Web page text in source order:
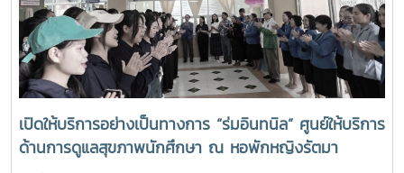
ความเข้าใจและความผูกพันต่อสถาบันโอกาสนี้ รองศาสตราจารย์
ดร.เทพ พงษ์พานิช ได้เน้นย้ำให้นักศึกษาเรียนรู้รากเหง้าความ
เป็นแม่โจ้ มีความภาคภูมิใจในสถาบัน มีพลังใจในการศึกษา ยึด
มั่นและดำเนินตามรอยคุณงามความดีของปูชนียบุคคล ประพฤติ
ตนเป็นคนดี มีความรับผิดชอบ ยึดถืออัตลักษณ์ของนักศึกษา
พยาบาลศาสตร์ มหาวิทยาลัยแม่โจ้ ที่ว่า “งามสง่า จิตอาสา
อดทน สู้งาน” เพื่อเติบโตเป็นบัณฑิตพยาบาลที่มีคุณภาพ เป็น
กำลังสำคัญของสังคมในอนาคตพร้อมกันนี้ นายนพกิจ แผ่พร
เปิดให้บริการอย่างเป็นทางการ “ร่มอินทนิล” ศูนย์ให้บริการ
ด้านการดูแลสุขภาพนักศึกษา ณ หอพักหญิงรัตมา